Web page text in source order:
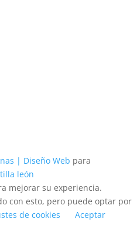
| Diseño Web para
león
mejorar su experiencia.
con esto, pero puede optar por
de cookies
Aceptar